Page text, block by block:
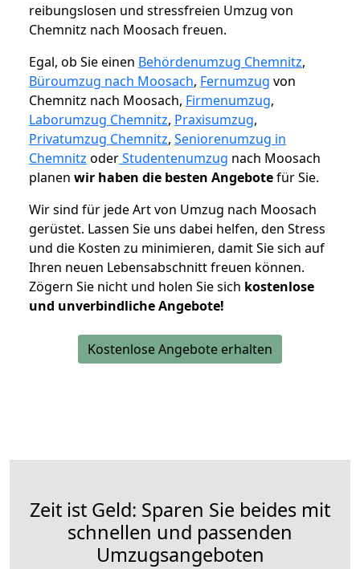
reibungslosen und stressfreien Umzug von
Chemnitz nach Moosach freuen.
Egal, ob Sie einen Behördenumzug Chemnitz,
Büroumzug nach Moosach, Fernumzug von
Chemnitz nach Moosach, Firmenumzug,
Laborumzug Chemnitz, Praxisumzug,
Privatumzug Chemnitz, Seniorenumzug in
Chemnitz oderStudentenumzug nach Moosach
planen wir haben die besten Angebotefür Sie.
Wir sind für jede Art von Umzug nach Moosach
gerüstet. Lassen Sie uns dabei helfen, den Stress
und die Kosten zu minimieren, damit Sie sich auf
Ihren neuen Lebensabschnitt freuen können.
Zögern Sie nicht und holen Sie sich kostenlose
und unverbindliche Angebote!
Kostenlose Angebote erhalten
Zeit ist Geld: Sparen Sie beides mit
schnellen und passenden
Umzugsangeboten